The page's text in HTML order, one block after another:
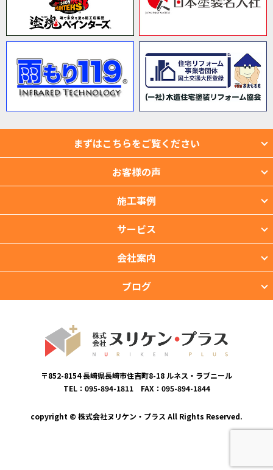
まずはこちらをご覧ください
お客様の声
施工事例
サービス
会社案内
ブログ
〒852-8154 長崎県長崎市住吉町8-18 ルネス・ラブニール
TEL：095-894-1811 FAX：095-894-1844
copyright © 株式会社ヌリケン・プラス All Rights Reserved.